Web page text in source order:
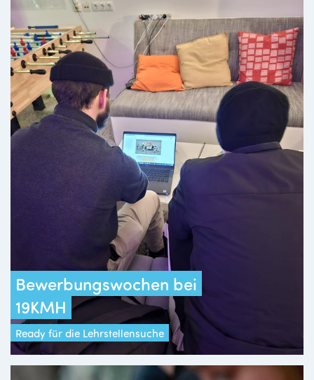
Bewerbungswochen bei
19KMH
Ready für die Lehrstellensuche